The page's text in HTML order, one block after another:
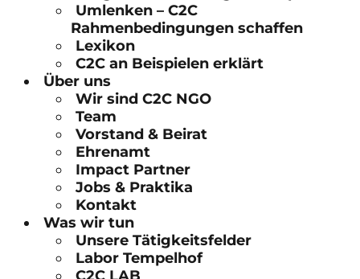
Umlenken – C2C
Rahmenbedingungen schaffen
Lexikon
C2C an Beispielen erklärt
Über uns
Wir sind C2C NGO
Team
Vorstand & Beirat
Ehrenamt
Impact Partner
Jobs & Praktika
Kontakt
Was wir tun
Unsere Tätigkeitsfelder
Labor Tempelhof